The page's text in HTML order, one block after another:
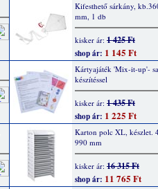
Kifesthető sárkány,
mm, 1 db
kisker ár: 1 425 Ft
shop ár: 1 145 Ft
Kártyajáték 'Mix-it-up'-
készítéssel
kisker ár: 1 435 Ft
shop ár: 1 225 Ft
Karton polc XL, készlet.
990 mm
kisker ár: 16 315 Ft
shop ár: 11 765 Ft